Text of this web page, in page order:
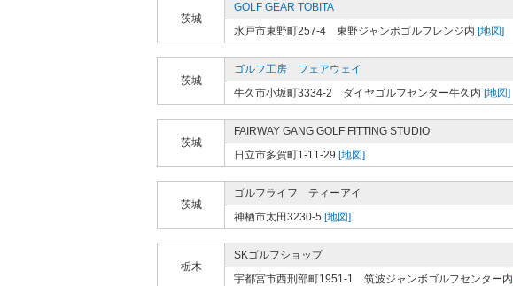
茨城
GOLF GEAR TOBITA
水戸市東野町257-4 東野ジャンボゴルフレンジ内 [地図]
茨城
ゴルフ工房 フェアウェイ
牛久市小坂町3334-2 ダイヤゴルフセンター牛久内 [地図]
茨城
FAIRWAY GANG GOLF FITTING STUDIO
日立市多賀町1-11-29 [地図]
茨城
ゴルフライフ ティーアイ
神栖市太田3230-5 [地図]
栃木
SKゴルフショップ
宇都宮市西刑部町1951-1 筑波ジャンボゴルフセンター内